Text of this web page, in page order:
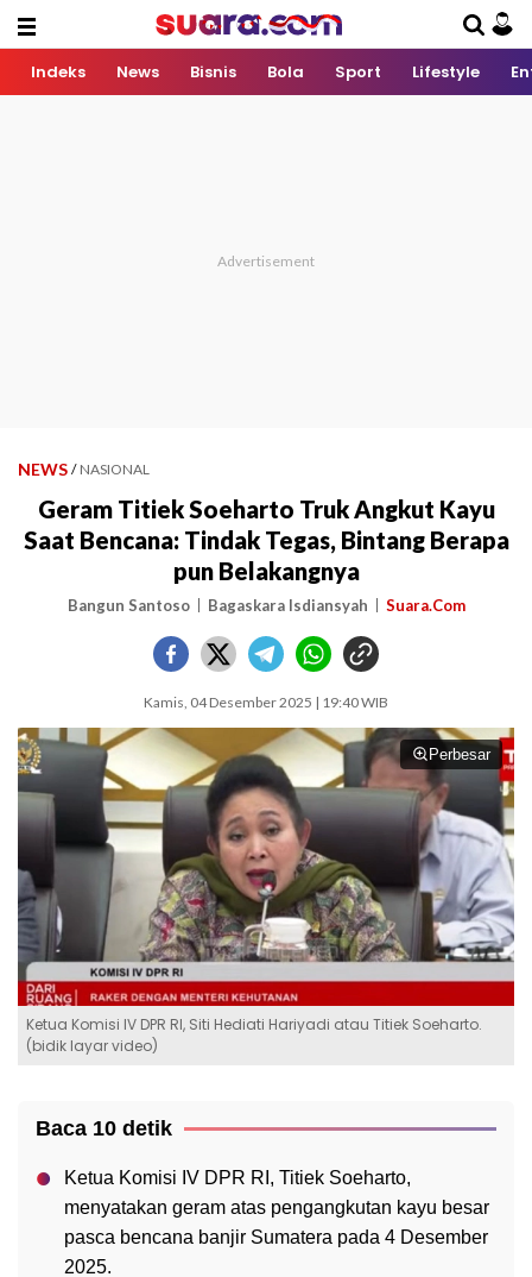
Indeks News Bisnis Bola Sport Lifestyle
NEWS / NASIONAL
Geram Titiek Soeharto Truk Angkut Kayu
Saat Bencana: Tindak Tegas, Bintang Berapa
pun Belakangnya
Bangun Santoso Bagaskara Isdiansyah Suara.Com
Kamis, 04 Desember 2025 | 19:40 WIB
Perbesar
Ketua Komisi IV DPR RI, Siti Hediati Hariyadi atau Titiek Soeharto.
(bidik layar video)
Baca 10 detik
Ketua Komisi IV DPR RI, Titiek Soeharto,
menyatakan geram atas pengangkutan kayu besar
pasca bencana banjir Sumatera pada 4 Desember
2025.